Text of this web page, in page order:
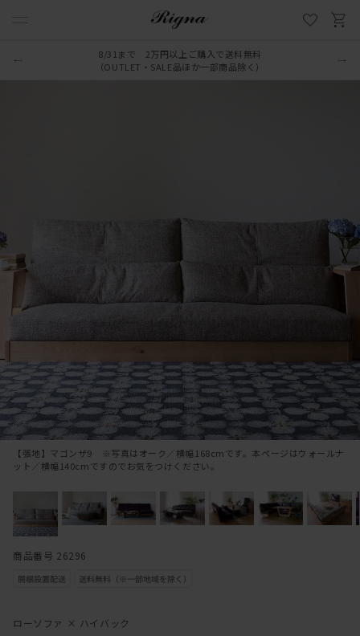
8/31まで 2万円以上ご購入で送料無料
（OUTLET・SALE品ほか一部商品除く）
ローソファ × ハイバック
【張地】マゴンザ9 ※写真はオーク／横幅168cmです。本ページはウォールナ
ット／横幅140cmですのでお気をつけください。
商品番号 26296